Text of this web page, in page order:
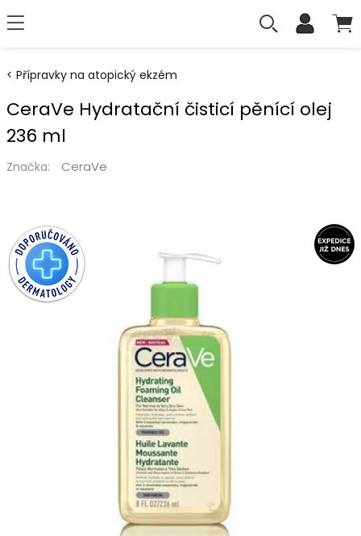
Přípravky na atopický ekzém
CeraVe Hydratační čisticí pěnící olej
236 ml
Značka: CeraVe